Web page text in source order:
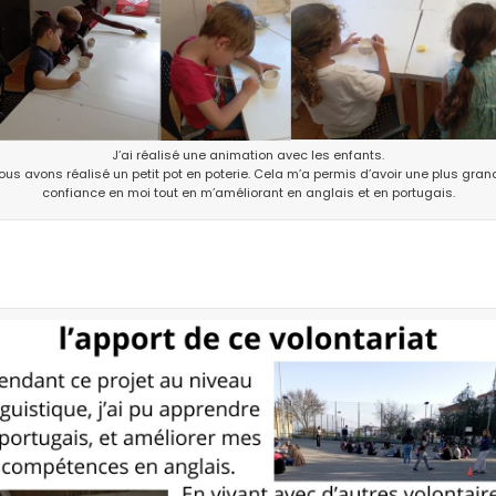
J’ai réalisé une animation avec les enfants.
avons réalisé un petit pot en poterie. Cela m’a permis d’avoir une plus
confiance en moi tout en m’améliorant en anglais et en portugais.